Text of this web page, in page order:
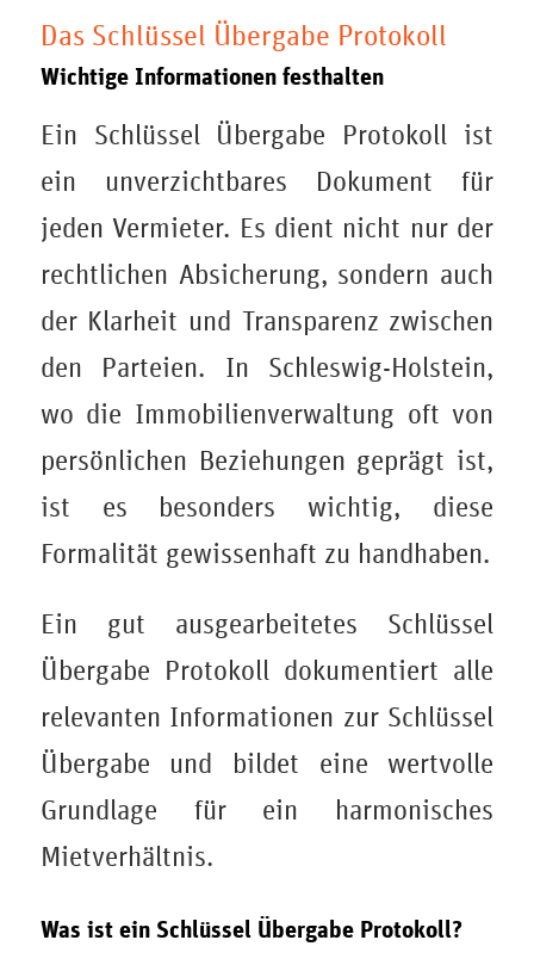
Das Schlüssel Übergabe Protokoll
Wichtige Informationen festhalten
Ein Schlüssel Übergabe Protokoll ist
ein unverzichtbares Dokument für
jeden Vermieter. Es dient nicht nur der
rechtlichen Absicherung, sondern auch
der Klarheit und Transparenz zwischen
den Parteien. In Schleswig-Holstein,
wo die Immobilienverwaltung oft von
persönlichen Beziehungen geprägt ist,
ist es besonders wichtig, diese
Formalität gewissenhaft zu handhaben.
Ein gut ausgearbeitetes Schlüssel
Übergabe Protokoll dokumentiert alle
relevanten Informationen zur Schlüssel
Übergabe und bildet eine wertvolle
Grundlage für ein harmonisches
Mietverhältnis.
Was ist ein Schlüssel Übergabe Protokoll?